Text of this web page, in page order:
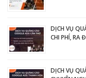
DỊCH VỤ
CHI PHÍ, RA
DỊCH VỤ